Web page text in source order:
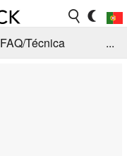
FAQ/Técnica
...